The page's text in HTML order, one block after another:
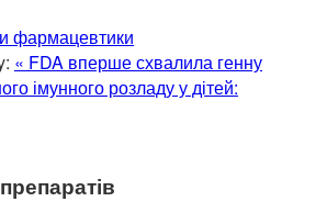
фармацевтики
« FDA вперше схвалила генну
імунного розладу у дітей: